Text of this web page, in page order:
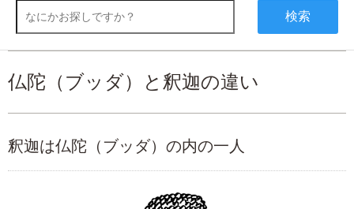
検索
仏陀（ブッダ）と釈迦の違い
釈迦は仏陀（ブッダ）の内の一人